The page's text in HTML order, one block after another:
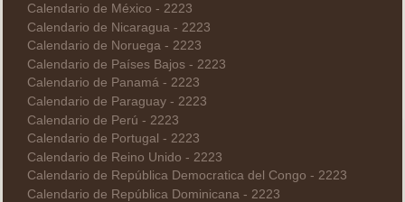
Calendario de México - 2223
Calendario de Nicaragua - 2223
Calendario de Noruega - 2223
Calendario de Países Bajos - 2223
Calendario de Panamá - 2223
Calendario de Paraguay - 2223
Calendario de Perú - 2223
Calendario de Portugal - 2223
Calendario de Reino Unido - 2223
Calendario de República Democratica del Congo - 2223
Calendario de República Dominicana - 2223